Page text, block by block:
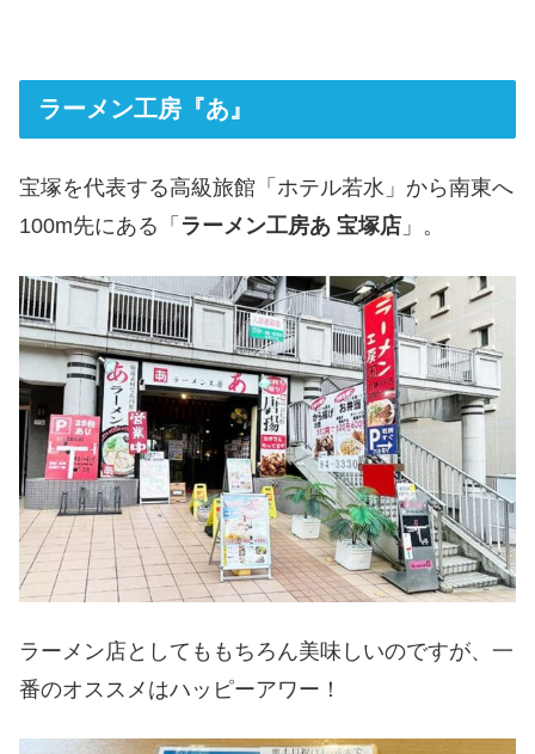
ラーメン工房『あ』
宝塚を代表する高級旅館「ホテル若水」から南東へ
100m先にある「 ラーメン工房あ 宝塚店 」。
ラーメン店としてももちろん美味しいのですが、一
番のオススメはハッピーアワー！